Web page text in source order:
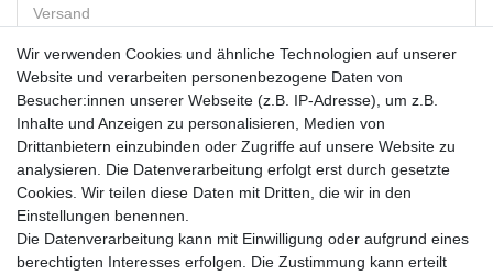
Versand
Vorkasse
PayPal
Sofortüberweisung
Kreditkarte
AmazonPay
Bar bei Abholung
Wir verwenden Cookies und ähnliche Technologien auf unserer
Website und verarbeiten personenbezogene Daten von
Besucher:innen unserer Webseite (z.B. IP-Adresse), um z.B.
Inhalte und Anzeigen zu personalisieren, Medien von
Drittanbietern einzubinden oder Zugriffe auf unsere Website zu
analysieren. Die Datenverarbeitung erfolgt erst durch gesetzte
Cookies. Wir teilen diese Daten mit Dritten, die wir in den
Einstellungen benennen.
Die Datenverarbeitung kann mit Einwilligung oder aufgrund eines
berechtigten Interesses erfolgen. Die Zustimmung kann erteilt